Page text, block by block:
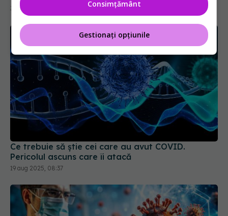
31 oct 2025, 19:27
Ce trebuie să știe cei care au avut COVID.
Pericolul ascuns care îi atacă
19 aug 2025, 08:37
Consimțământ
Gestionați opțiunile